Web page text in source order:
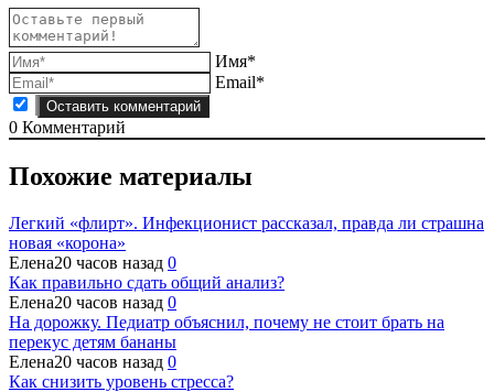
Имя*
Email*
0 Комментарий
Похожие материалы
Легкий «флирт». Инфекционист рассказал, правда ли страшна
новая «корона»
Елена20 часов назад 0
Как правильно сдать общий анализ?
Елена20 часов назад 0
На дорожку. Педиатр объяснил, почему не стоит брать на
перекус детям бананы
Елена20 часов назад 0
Как снизить уровень стресса?